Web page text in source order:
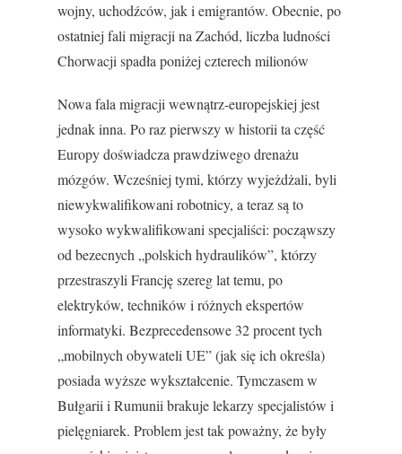
wojny, uchodźców, jak i emigrantów. Obecnie, po
ostatniej fali migracji na Zachód, liczba ludności
Chorwacji spadła poniżej czterech milionów
Nowa fala migracji wewnątrz-europejskiej jest
jednak inna. Po raz pierwszy w historii ta część
Europy doświadcza prawdziwego drenażu
mózgów. Wcześniej tymi, którzy wyjeżdżali, byli
niewykwalifikowani robotnicy, a teraz są to
wysoko wykwalifikowani specjaliści: począwszy
od bezecnych „polskich hydraulików”, którzy
przestraszyli Francję szereg lat temu, po
elektryków, techników i różnych ekspertów
informatyki. Bezprecedensowe 32 procent tych
„mobilnych obywateli UE” (jak się ich określa)
posiada wyższe wykształcenie. Tymczasem w
Bułgarii i Rumunii brakuje lekarzy specjalistów i
pielęgniarek. Problem jest tak poważny, że były